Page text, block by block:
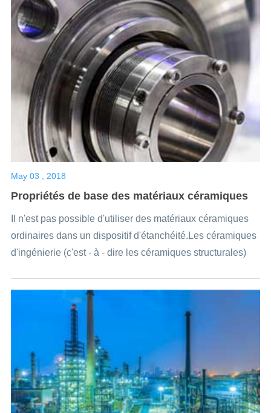
May 03 , 2018
Propriétés de base des matériaux céramiques
Il n'est pas possible d'utiliser des matériaux céramiques
ordinaires dans un dispositif d'étanchéité.Les céramiques
d'ingénierie (c'est - à - dire les céramiques structurales)